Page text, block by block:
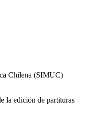
Chilena (SIMUC)